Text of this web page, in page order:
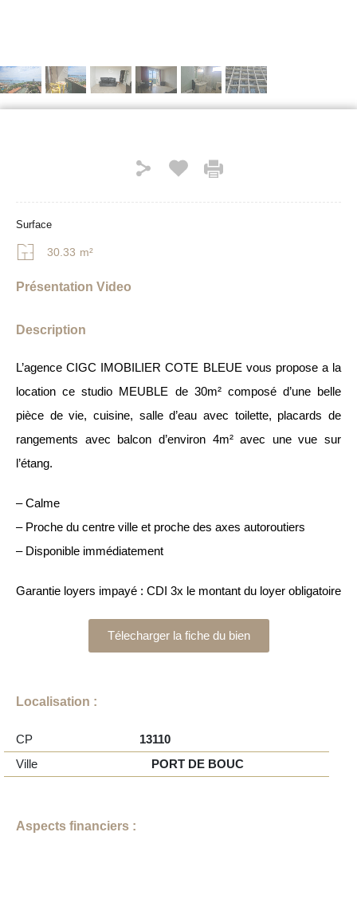
Surface
30.33 m²
Présentation Video
Description
L’agence CIGC IMOBILIER COTE BLEUE vous propose a la
location ce studio MEUBLE de 30m² composé d’une belle
pièce de vie, cuisine, salle d’eau avec toilette, placards de
rangements avec balcon d’environ 4m² avec une vue sur
l’étang.
– Calme
– Proche du centre ville et proche des axes autoroutiers
– Disponible immédiatement
Garantie loyers impayé : CDI 3x le montant du loyer obligatoire
Télecharger la fiche du bien
Localisation :
CP
13110
Ville
PORT DE BOUC
Aspects financiers :